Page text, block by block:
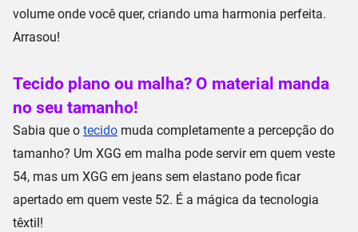
volume onde você quer, criando uma harmonia perfeita.
Arrasou!
Tecido plano ou malha? O material manda
no seu tamanho!
Sabia que o tecido muda completamente a percepção do
tamanho? Um XGG em malha pode servir em quem veste
54, mas um XGG em jeans sem elastano pode ficar
apertado em quem veste 52. É a mágica da tecnologia
têxtil !